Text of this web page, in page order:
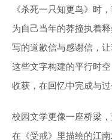
《杀死一只知更鸟》时
为自己当年的莽撞执着
写的道歉信与感谢信，
这些文字构建的平行时
收获，在回忆中完成与过
校园文学更像一座桥梁
在《受戒》里描绘的江